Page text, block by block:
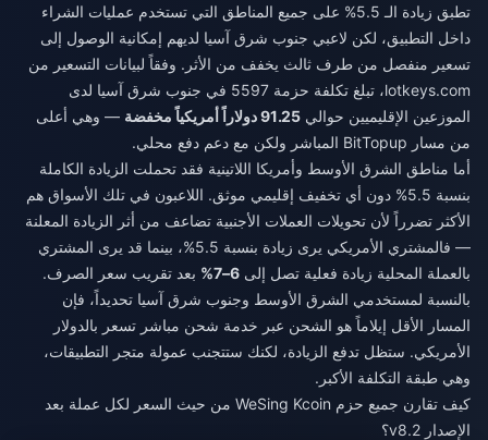
تطبق زيادة الـ 5.5% على جميع المناطق التي تستخدم عمليات الشراء
داخل التطبيق، لكن لاعبي جنوب شرق آسيا لديهم إمكانية الوصول إلى
تسعير منفصل من طرف ثالث يخفف من الأثر. وفقاً لبيانات التسعير من
lotkeys.com، تبلغ تكلفة حزمة 5597 في جنوب شرق آسيا لدى
الموزعين الإقليميين حوالي 91.25 دولاراً أمريكياً مخفضة
— وهي أعلى
من مسار BitTopup المباشر ولكن مع دعم دفع محلي.
أما مناطق الشرق الأوسط وأمريكا اللاتينية فقد تحملت الزيادة الكاملة
بنسبة 5.5% دون أي تخفيف إقليمي موثق. اللاعبون في تلك الأسواق هم
الأكثر تضرراً لأن تحويلات العملات الأجنبية تضاعف من أثر الزيادة المعلنة
— فالمشتري الأمريكي يرى زيادة بنسبة 5.5%، بينما قد يرى المشتري
بالعملة المحلية زيادة فعلية تصل إلى 6–7%
بعد تقريب سعر الصرف.
بالنسبة لمستخدمي الشرق الأوسط وجنوب شرق آسيا تحديداً، فإن
المسار الأقل إيلاماً هو الشحن عبر خدمة شحن مباشر تسعر بالدولار
الأمريكي. ستظل تدفع الزيادة، لكنك ستتجنب عمولة متجر التطبيقات،
وهي طبقة التكلفة الأكبر.
كيف تقارن جميع حزم WeSing Kcoin من حيث السعر لكل عملة بعد
الإصدار v8.2؟